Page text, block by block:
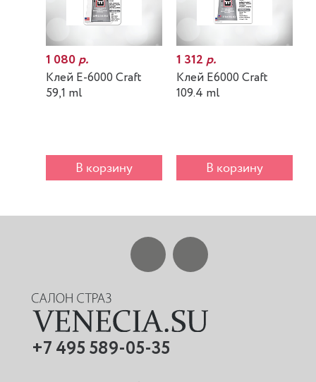
1 080р.
Клей E-6000 Craft
59,1 ml
В корзину
1 312р.
Клей E6000 Craft
109.4 ml
В корзину
+7 495 589-05-35